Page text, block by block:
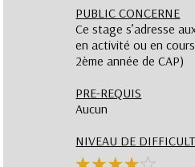
PUBLIC CONCERNE
Ce stage s’adresse
en activité ou en
2ème année de CAP)
PRE-REQUIS
Aucun
NIVEAU DE